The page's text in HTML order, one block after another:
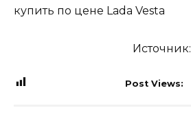
купить по цене Lada Vesta
Источник:
Post Views: